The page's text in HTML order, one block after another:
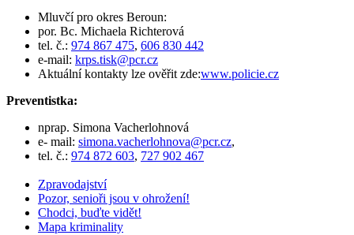
Mluvčí pro okres Beroun:
por. Bc. Michaela Richterová
tel. č.: 974 867 475, 606 830 442
e-mail: krps.tisk@pcr.cz
Aktuální kontakty lze ověřit zde:www.policie.cz
Preventistka:
nprap. Simona Vacherlohnová
e- mail: simona.vacherlohnova@pcr.cz,
tel. č.: 974 872 603, 727 902 467
Zpravodajství
Pozor, senioři jsou v ohrožení!
Chodci, buďte vidět!
Mapa kriminality